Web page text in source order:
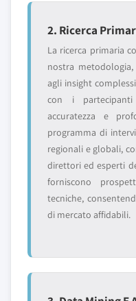
2. Ricerca
La ricerca primaria
nostra
agli insight
con i
accuratezza e
programma di
regionali e globali,
direttori ed esperti
forniscono
tecniche,
di mercato affidabili.